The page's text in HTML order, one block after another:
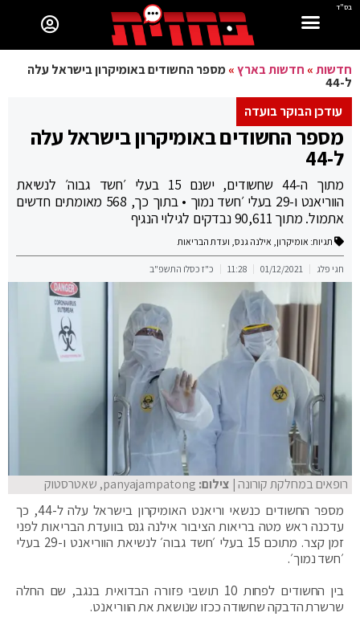
בס"ד
חדשות» חדשות בארץ»מספר החשודים באומיקרון בישראל עלה
ל-44
עודכן הבוקר בועדה
מספר החשודים באומיקרון בישראל עלה
ל-44
מתוך ה-44 שחשודים, ישנם 15 בעלי ׳חשד גבוה׳ לנשיאת
הווריאנט ו-29 בעלי ׳חשד נמוך • בתוך כך, 568 מאומתים חדשים
אתמול. מתוך 90,611 נבדקים לגילוי הנגיף
תגיות: אומיקרון, אילנה גנס, ועדת הבריאות
חגי פלג 01/12/2021
11:28 כ"ז כסלו התשפ"ב
רופאים במחלקת קורונה| צילום: panyajampatong, שאטרסטוק
מספר החשודים כנשאי וריאנט האומיקרון בישראל עלה ל-44, כך
עדכנה ראש מטה בריאות הציבור אילנה גנס בוועדת הבריאות לפני
זמן קצר. מתוכם 15 בעלי ׳חשד גבוה׳ לנשיאת הווריאנט ו-29 בעלי
׳חשד נמוך׳.
בין החשודים לפחות 10 תושבי פזורה הבדואית בנגב, שם החלה
שרשרת הדבקה שחשודה ככזו שנושאת את הווריאנט.